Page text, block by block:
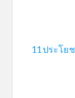
11 ประโย